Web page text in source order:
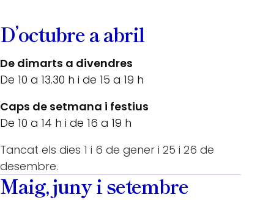
D’octubre a abril
De dimarts a divendres
De 10 a 13.30 h i de 15 a 19 h
Caps de setmana i festius
De 10 a 14 h i de 16 a 19 h
Tancat els dies 1 i 6 de gener i 25 i 26 de
desembre.
Maig, juny i setembre